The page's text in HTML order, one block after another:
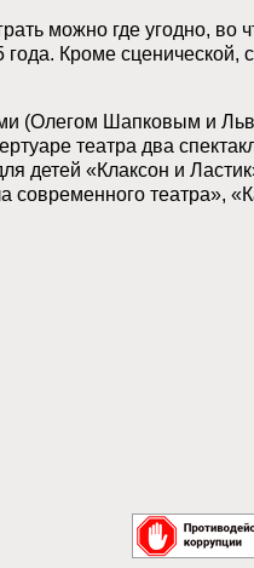
можно где угодно, во
Кроме сценической,
(Олегом Шапковым и
театра два
детей «Клаксон и
современного театра»,